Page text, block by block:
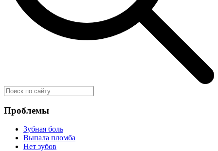
Проблемы
Зубная боль
Выпала пломба
Нет зубов